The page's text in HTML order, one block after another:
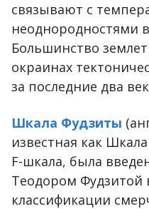
связывают с
неоднородностями
Большинство
окраинах
за последние два
Шкала Фудзиты
известная как
F-шкала, была
Теодором Фудзитой
классификации